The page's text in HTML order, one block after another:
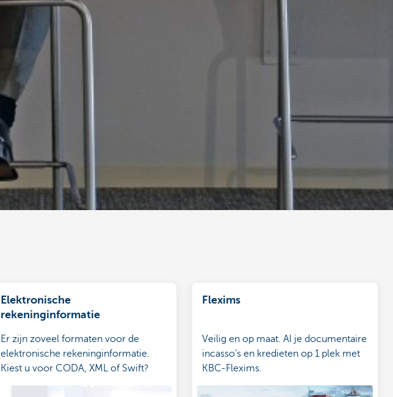
Elektronische
rekeninginformatie
Er zijn zoveel formaten voor de
elektronische rekeninginformatie.
Kiest u voor CODA, XML of Swift?
Flexims
Veilig en op maat. Al je documentaire
incasso’s en kredieten op 1 plek met
KBC-Flexims.